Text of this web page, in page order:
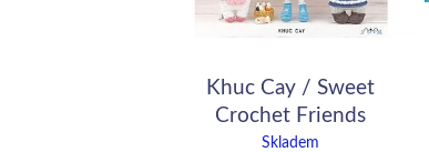
Khuc Cay / Sweet
Crochet Friends
Skladem